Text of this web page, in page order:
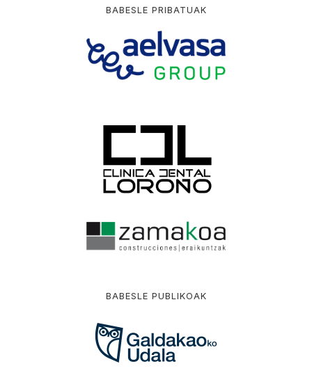
BABESLE PRIBATUAK
BABESLE PUBLIKOAK